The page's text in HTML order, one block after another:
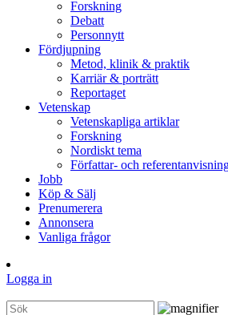
Forskning
Debatt
Personnytt
Fördjupning
Metod, klinik & praktik
Karriär & porträtt
Reportaget
Vetenskap
Vetenskapliga artiklar
Forskning
Nordiskt tema
Författar- och
Jobb
Köp & Sälj
Prenumerera
Annonsera
Vanliga frågor
Logga in